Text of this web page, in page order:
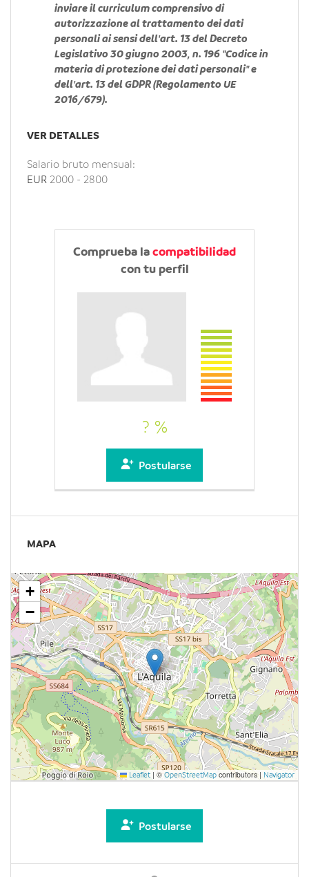
inviare il curriculum comprensivo di
autorizzazione al trattamento dei dati
personali ai sensi dell'art. 13 del Decreto
Legislativo 30 giugno 2003, n. 196 "Codice in
materia di protezione dei dati personali" e
dell'art. 13 del GDPR (Regolamento UE
2016/679).
VER DETALLES
Salario bruto mensual:
EUR 2000 - 2800
Comprueba la compatibilidad
con tu perfil
? %
Postularse
MAPA
+
−
Leaflet | © OpenStreetMap contributors | Navigator
Postularse